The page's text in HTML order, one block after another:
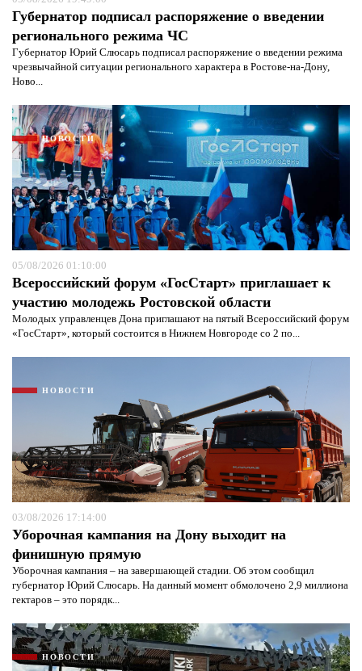
Губернатор подписал распоряжение о введении
регионального режима ЧС
Губернатор Юрий Слюсарь подписал распоряжение о введении режима
чрезвычайной ситуации регионального характера в Ростове-на-Дону,
Ново...
НОВОСТИ
05/08/2026 01:10:00
Всероссийский форум «ГосСтарт» приглашает к
участию молодежь Ростовской области
Молодых управленцев Дона приглашают на пятый Всероссийский форум
«ГосСтарт», который состоится в Нижнем Новгороде со 2 по...
НОВОСТИ
03/08/2026 17:14:00
Уборочная кампания на Дону выходит на
финишную прямую
Уборочная кампания – на завершающей стадии. Об этом сообщил
губернатор Юрий Слюсарь. На данный момент обмолочено 2,9 миллиона
гектаров – это порядк...
НОВОСТИ
Я согласен сполитикой конфиденциальности и
защиты информации*
Я согласен сполитикой конфиденциальности и
защиты информации*